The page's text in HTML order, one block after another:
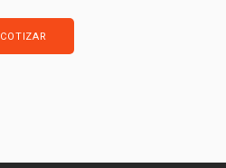
COTIZAR